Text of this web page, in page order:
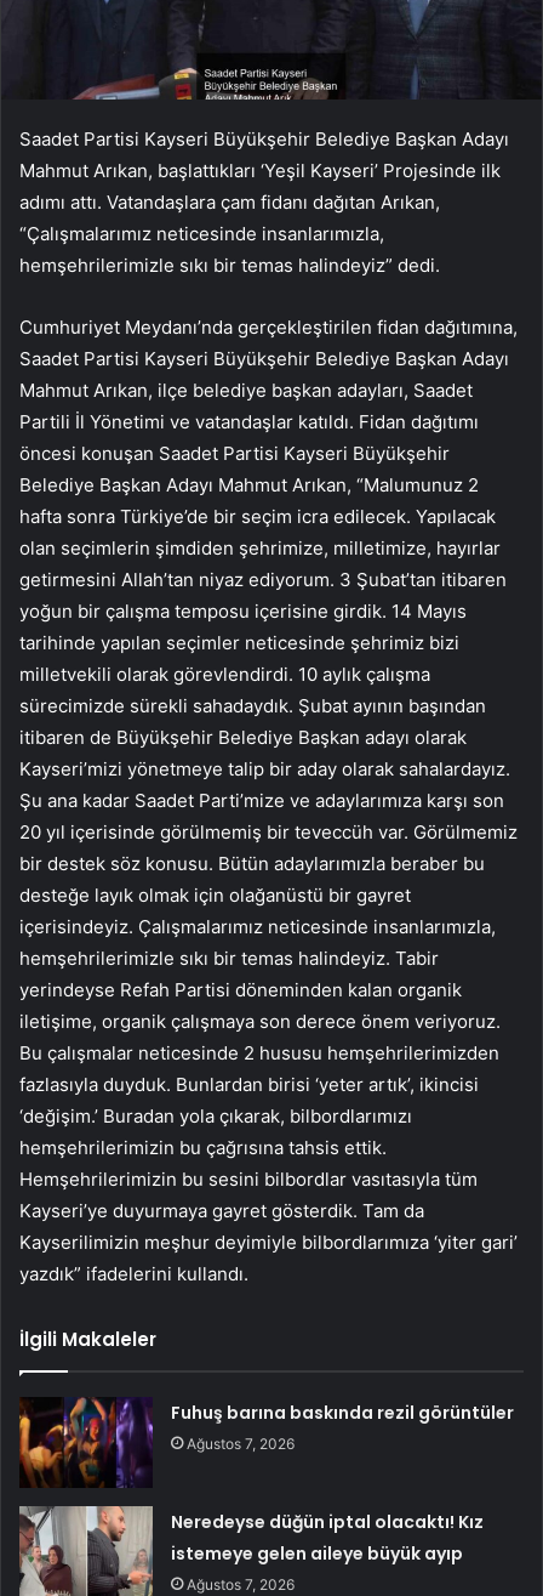
Saadet Partisi Kayseri Büyükşehir Belediye Başkan Adayı
Mahmut Arıkan, başlattıkları ‘Yeşil Kayseri’ Projesinde ilk
adımı attı. Vatandaşlara çam fidanı dağıtan Arıkan,
“Çalışmalarımız neticesinde insanlarımızla,
hemşehrilerimizle sıkı bir temas halindeyiz” dedi.
Cumhuriyet Meydanı’nda gerçekleştirilen fidan dağıtımına,
Saadet Partisi Kayseri Büyükşehir Belediye Başkan Adayı
Mahmut Arıkan, ilçe belediye başkan adayları, Saadet
Partili İl Yönetimi ve vatandaşlar katıldı. Fidan dağıtımı
öncesi konuşan Saadet Partisi Kayseri Büyükşehir
Belediye Başkan Adayı Mahmut Arıkan, “Malumunuz 2
hafta sonra Türkiye’de bir seçim icra edilecek. Yapılacak
olan seçimlerin şimdiden şehrimize, milletimize, hayırlar
getirmesini Allah’tan niyaz ediyorum. 3 Şubat’tan itibaren
yoğun bir çalışma temposu içerisine girdik. 14 Mayıs
tarihinde yapılan seçimler neticesinde şehrimiz bizi
milletvekili olarak görevlendirdi. 10 aylık çalışma
sürecimizde sürekli sahadaydık. Şubat ayının başından
itibaren de Büyükşehir Belediye Başkan adayı olarak
Kayseri’mizi yönetmeye talip bir aday olarak sahalardayız.
Şu ana kadar Saadet Parti’mize ve adaylarımıza karşı son
20 yıl içerisinde görülmemiş bir teveccüh var. Görülmemiz
bir destek söz konusu. Bütün adaylarımızla beraber bu
desteğe layık olmak için olağanüstü bir gayret
içerisindeyiz. Çalışmalarımız neticesinde insanlarımızla,
hemşehrilerimizle sıkı bir temas halindeyiz. Tabir
yerindeyse Refah Partisi döneminden kalan organik
iletişime, organik çalışmaya son derece önem veriyoruz.
Bu çalışmalar neticesinde 2 hususu hemşehrilerimizden
fazlasıyla duyduk. Bunlardan birisi ‘yeter artık’, ikincisi
‘değişim.’ Buradan yola çıkarak, bilbordlarımızı
hemşehrilerimizin bu çağrısına tahsis ettik.
Hemşehrilerimizin bu sesini bilbordlar vasıtasıyla tüm
Kayseri’ye duyurmaya gayret gösterdik. Tam da
Kayserilimizin meşhur deyimiyle bilbordlarımıza ‘yiter gari’
yazdık” ifadelerini kullandı.
İlgili Makaleler
Fuhuş barına baskında rezil görüntüler
Ağustos 7, 2026
Neredeyse düğün iptal olacaktı! Kız
istemeye gelen aileye büyük ayıp
Ağustos 7, 2026